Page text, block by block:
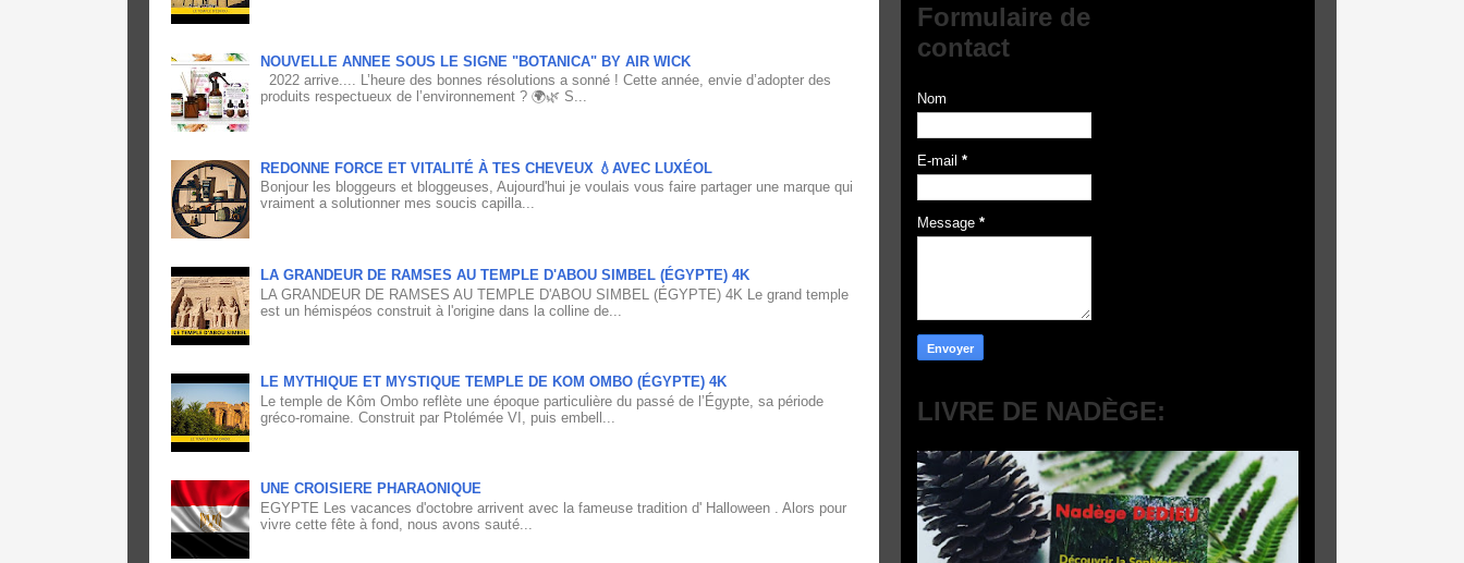
NOUVELLE ANNEE SOUS LE SIGNE "BOTANICA" BY AIR WICK
2022 arrive.... L’heure des bonnes résolutions a sonné ! Cette année, envie d’adopter des
produits respectueux de l’environnement ? 🌍🌿 S...
REDONNE FORCE ET VITALITÉ À TES CHEVEUX 💧AVEC LUXÉOL
Bonjour les bloggeurs et bloggeuses, Aujourd'hui je voulais vous faire partager une marque qui
vraiment a solutionner mes soucis capilla...
LA GRANDEUR DE RAMSES AU TEMPLE D'ABOU SIMBEL (ÉGYPTE) 4K
LA GRANDEUR DE RAMSES AU TEMPLE D'ABOU SIMBEL (ÉGYPTE) 4K Le grand temple
est un hémispéos construit à l'origine dans la colline de...
LE MYTHIQUE ET MYSTIQUE TEMPLE DE KOM OMBO (ÉGYPTE) 4K
Le temple de Kôm Ombo reflète une époque particulière du passé de l’Égypte, sa période
gréco-romaine. Construit par Ptolémée VI, puis embell...
UNE CROISIERE PHARAONIQUE
EGYPTE Les vacances d'octobre arrivent avec la fameuse tradition d' Halloween . Alors pour
vivre cette fête à fond, nous avons sauté...
Formulaire de
contact
Nom
E-mail *
Message *
LIVRE DE NADÈGE: